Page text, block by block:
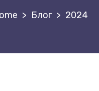
> Блог > 2024